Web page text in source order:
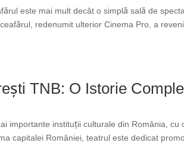
este mai mult decât o simplă sală de
redenumit ulterior Cinema Pro, a
TNB: O Istorie
importante instituții culturale din România, cu
capitalei României, teatrul este dedicat